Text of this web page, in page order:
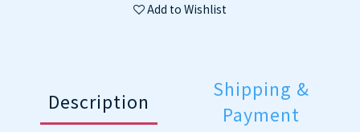
Add to Wishlist
Description
Shipping &
Payment